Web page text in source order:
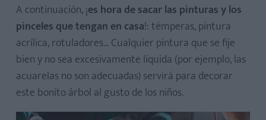
A continuación, ¡es hora de sacar las pinturas y los
pinceles que tengan en casa!: témperas, pintura
acrílica, rotuladores... Cualquier pintura que se fije
bien y no sea excesivamente líquida (por ejemplo, las
acuarelas no son adecuadas) servirá para decorar
este bonito árbol al gusto de los niños.